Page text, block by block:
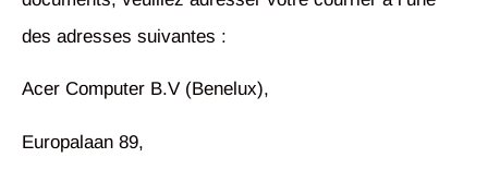
des adresses suivantes :
Acer Computer B.V (Benelux),
Europalaan 89,